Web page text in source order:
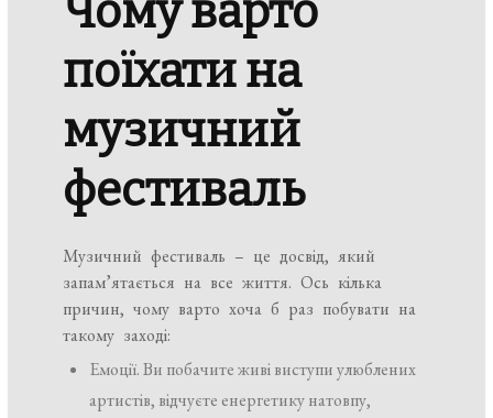
Чому варто
поїхати на
музичний
фестиваль
Музичний фестиваль – це досвід, який
запам’ятається на все життя. Ось кілька
причин, чому варто хоча б раз побувати на
такому заході:
Емоції. Ви побачите живі виступи улюблених
артистів, відчуєте енергетику натовпу,